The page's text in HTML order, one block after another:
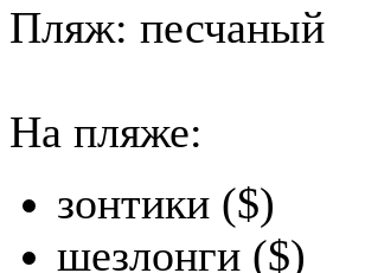
Пляж: песчаный
На пляже:
зонтики ($)
шезлонги ($)